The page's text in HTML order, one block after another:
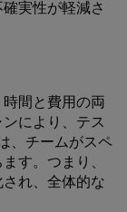
実性が軽減さ
間と費用の両
により、テス
、チームがスペ
す。つまり、
れ、全体的な